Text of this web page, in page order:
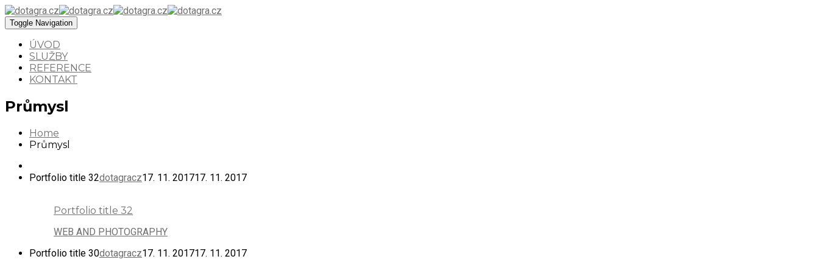
Toggle Navigation
ÚVOD
SLUŽBY
REFERENCE
KONTAKT
Průmysl
Home
Průmysl
Portfolio title 32dotagracz17. 11. 201717. 11. 2017
Portfolio title 32
WEB AND PHOTOGRAPHY
Portfolio title 30dotagracz17. 11. 201717. 11. 2017